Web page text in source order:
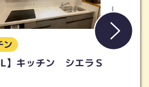
Iさま
ッチン シエラＳ